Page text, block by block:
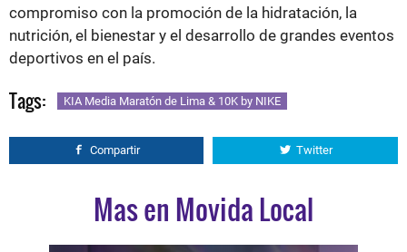
compromiso con la promoción de la hidratación, la
nutrición, el bienestar y el desarrollo de grandes eventos
deportivos en el país.
Tags: KIA Media Maratón de Lima & 10K by NIKE
Compartir Twitter
Mas en Movida Local